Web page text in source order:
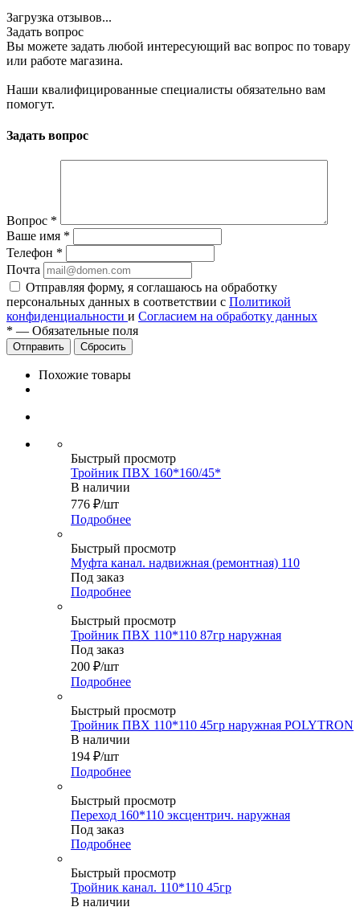
Загрузка отзывов...
Задать вопрос
Вы можете задать любой интересующий вас вопрос по товару
или работе магазина.
Наши квалифицированные специалисты обязательно вам
помогут.
Задать вопрос
Вопрос *
Ваше имя *
Телефон *
Почта
Отправляя форму, я соглашаюсь на обработку
персональных данных в соответствии с Политикой
конфиденциальности и Согласием на обработку данных
* — Обязательные поля
Сбросить
Похожие товары
Быстрый просмотр
Тройник ПВХ 160*160/45*
В наличии
776 ₽/шт
Подробнее
Быстрый просмотр
Муфта канал. надвижная (ремонтная) 110
Под заказ
Подробнее
Быстрый просмотр
Тройник ПВХ 110*110 87гр наружная
Под заказ
200 ₽/шт
Подробнее
Быстрый просмотр
Тройник ПВХ 110*110 45гр наружная POLYTRON
В наличии
194 ₽/шт
Подробнее
Быстрый просмотр
Переход 160*110 эксцентрич. наружная
Под заказ
Подробнее
Быстрый просмотр
Тройник канал. 110*110 45гр
В наличии